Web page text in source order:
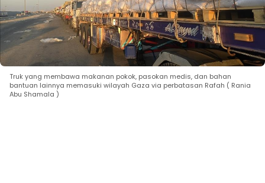
Truk yang membawa makanan pokok, pasokan medis, dan bahan
bantuan lainnya memasuki wilayah Gaza via perbatasan Rafah ( Rania
Abu Shamala )